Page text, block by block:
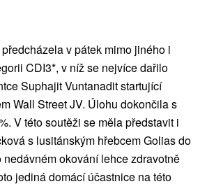
v pátek mimo jiného i
CDI3*, v níž se nejvíce dařilo
Suphajit Vuntanadit startující
Wall Street JV. Úlohu dokončila s
V této soutěži se měla představit i
s lusitánským hřebcem Golias do
nedávném okování lehce zdravotně
jediná domácí účastnice na této